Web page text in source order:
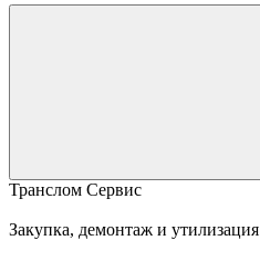
Транслом Сервис
Закупка, демонтаж и утилизация